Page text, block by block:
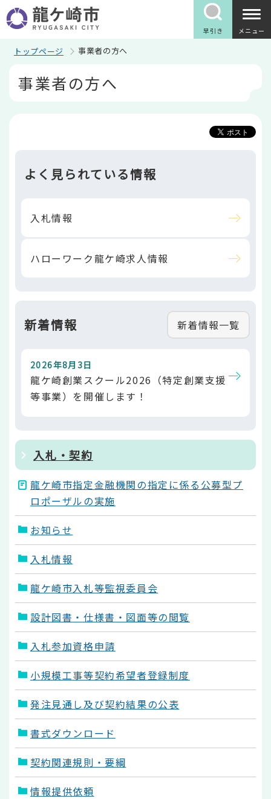
の
ペ
早引き メニュー
トップページ 事業者の方へ
事業者の方へ
よく見られている情報
入札情報
ハローワーク龍ケ崎求人情報
新着情報 新着情報一覧
2026年8月3日
龍ケ崎創業スクール2026（特定創業支援
等事業）を開催します！
入札・契約
龍ケ崎市指定金融機関の指定に係る公募型プ
ロポーザルの実施
お知らせ
入札情報
龍ケ崎市入札等監視委員会
設計図書・仕様書・図面等の閲覧
入札参加資格申請
小規模工事等契約希望者登録制度
発注見通し及び契約結果の公表
書式ダウンロード
契約関連規則・要綱
情報提供依頼